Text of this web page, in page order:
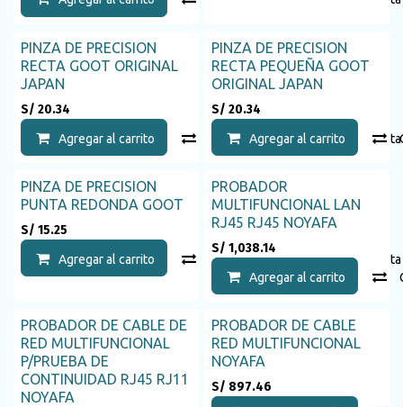
PINZA DE PRECISION
RECTA GOOT ORIGINAL
JAPAN
S/ 20.34
Agregar al carrito Compara Agregar a la
PINZA DE PRECISION
RECTA PEQUEÑA GOOT
ORIGINAL JAPAN
S/ 20.34
Agregar al carrito
PINZA DE PRECISION
PUNTA REDONDA GOOT
S/ 15.25
Agregar al carrito Compara Agregar a la
PROBADOR
MULTIFUNCIONAL LAN
RJ45 RJ45 NOYAFA
S/ 1,038.14
Agregar al carrito
PROBADOR DE CABLE DE
RED MULTIFUNCIONAL
P/PRUEBA DE
CONTINUIDAD RJ45 RJ11
NOYAFA
PROBADOR DE CABLE
RED MULTIFUNCIONAL
NOYAFA
S/ 897.46